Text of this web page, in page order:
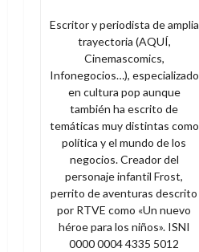
Escritor y periodista de amplia
trayectoria (AQUÍ,
Cinemascomics,
Infonegocios…), especializado
en cultura pop aunque
también ha escrito de
temáticas muy distintas como
política y el mundo de los
negocios. Creador del
personaje infantil Frost,
perrito de aventuras descrito
por RTVE como «Un nuevo
héroe para los niños». ISNI
0000 0004 4335 5012